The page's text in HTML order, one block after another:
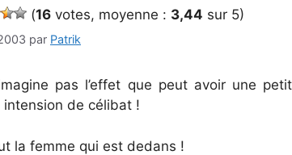
(16 votes, moyenne : 3,44 sur 5)
par Patrik
pas l’effet que peut avoir une
intension de célibat !
la femme qui est dedans !